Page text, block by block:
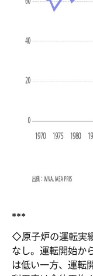
***
◇原子炉の運転実
なし。運転開始か
は低い一方、運転